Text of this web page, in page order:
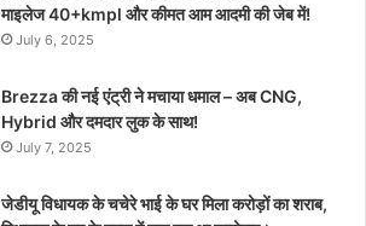
माइलेज 40+kmpl और कीमत आम आदमी की जेब में!
July 6, 2025
Brezza की नई एंट्री ने मचाया धमाल – अब CNG,
Hybrid और दमदार लुक के साथ!
July 7, 2025
जेडीयू विधायक के चचेरे भाई के घर मिला करोड़ों का शराब,